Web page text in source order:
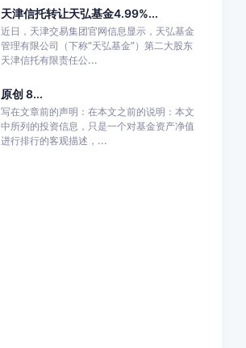
天津信托转让天弘基金4.99%...
近日，天津交易集团官网信息显示，天弘基金
管理有限公司（下称“天弘基金”）第二大股东
天津信托有限责任公...
原创 8...
写在文章前的声明：在本文之前的说明：本文
中所列的投资信息，只是一个对基金资产净值
进行排行的客观描述，...